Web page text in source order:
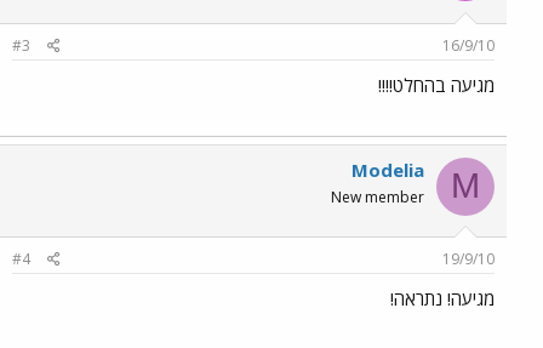
16/9/10
#3
מגיעה בהחלט!!!!
M
Modelia
New member
19/9/10
#4
מגיעה! נתראה!